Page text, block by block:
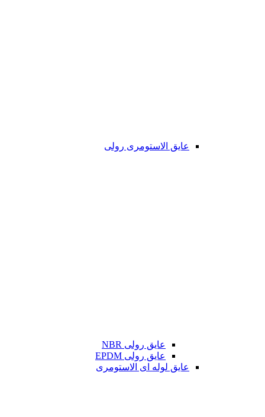
عایق الاستومری رولی
عایق رولی NBR
عایق رولی EPDM
عایق لوله ای الاستومری